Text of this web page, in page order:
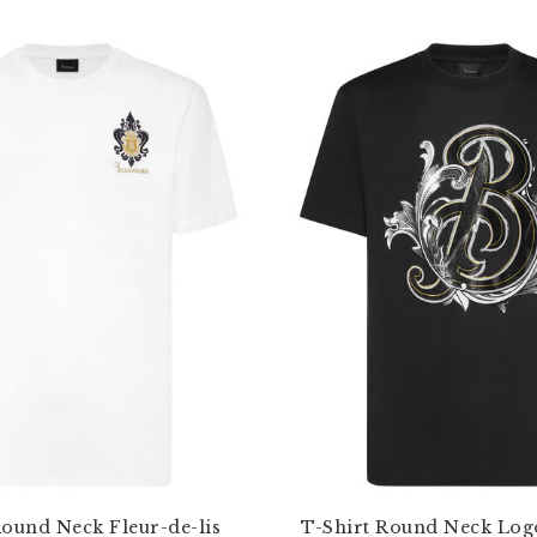
Neck Fleur-de-lis T-Shirt Round Neck